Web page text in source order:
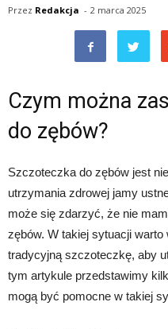
Przez Redakcja - 2 marca 2025
Czym można
do zębów?
Szczoteczka do zębów jest
utrzymania zdrowej jamy
może się zdarzyć, że nie
zębów. W takiej sytuacji
tradycyjną szczoteczkę, aby
tym artykule przedstawimy
mogą być pomocne w takiej